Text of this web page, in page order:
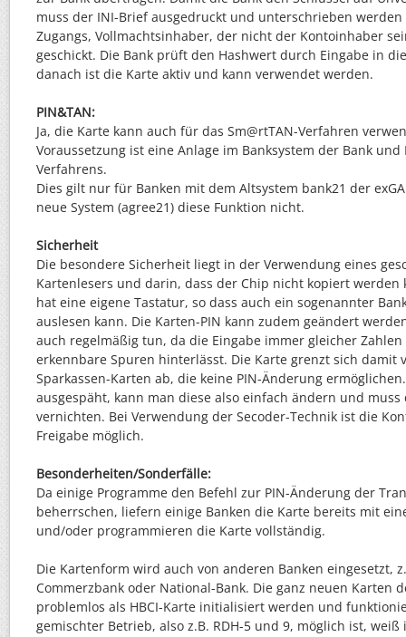
muss der INI-Brief ausgedruckt und unterschrieben werden
Zugangs, Vollmachtsinhaber, der nicht der Kontoinhaber
geschickt. Die Bank prüft den Hashwert durch Eingabe in
danach ist die Karte aktiv und kann verwendet werden.
PIN&TAN:
Ja, die Karte kann auch für das Sm@rtTAN-Verfahren
Voraussetzung ist eine Anlage im Banksystem der Bank
Verfahrens.
Dies gilt nur für Banken mit dem Altsystem bank21 der
neue System (agree21) diese Funktion nicht.
Sicherheit
Die besondere Sicherheit liegt in der Verwendung eines
Kartenlesers und darin, dass der Chip nicht kopiert werden
hat eine eigene Tastatur, so dass auch ein sogenannter
auslesen kann. Die Karten-PIN kann zudem geändert
auch regelmäßig tun, da die Eingabe immer gleicher
erkennbare Spuren hinterlässt. Die Karte grenzt sich damit
Sparkassen-Karten ab, die keine PIN-Änderung
ausgespäht, kann man diese also einfach ändern und
vernichten. Bei Verwendung der Secoder-Technik ist die
Freigabe möglich.
Besonderheiten/Sonderfälle:
Da einige Programme den Befehl zur PIN-Änderung der
beherrschen, liefern einige Banken die Karte bereits mit
und/oder programmieren die Karte vollständig.
Die Kartenform wird auch von anderen Banken eingesetzt,
Commerzbank oder National-Bank. Die ganz neuen Karten
problemlos als HBCI-Karte initialisiert werden und
gemischter Betrieb, also z.B. RDH-5 und 9, möglich ist,